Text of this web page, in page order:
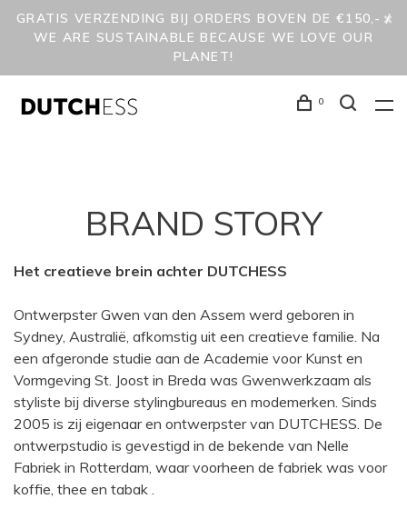
GRATIS VERZENDING BIJ ORDERS BOVEN DE €150,- /
WE ARE SUSTAINABLE BECAUSE WE LOVE OUR
PLANET!
0
BRAND STORY
Het creatieve brein achter DUTCHESS
Ontwerpster Gwen van den Assem werd geboren in
Sydney, Australië, afkomstig uit een creatieve familie. Na
een afgeronde studie aan de Academie voor Kunst en
Vormgeving St. Joost in Breda was Gwenwerkzaam als
styliste bij diverse stylingbureaus en modemerken. Sinds
2005 is zij eigenaar en ontwerpster van DUTCHESS. De
ontwerpstudio is gevestigd in de bekende van Nelle
Fabriek in Rotterdam, waar voorheen de fabriek was voor
koffie, thee en tabak .